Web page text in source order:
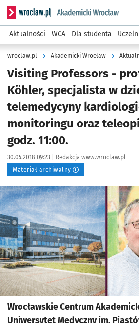
Serwis informacyjny wroclaw.pl
Aktualności WCA Dla studenta
wroclaw.pl Akademicki Wrocław
Visiting Professors -
Köhler, specjalista w
telemedycyny
monitoringu oraz
godz. 11:00.
Data publikacji:
30.05.2018 09:23 | Autor:
Redakcja www.wroclaw.pl
Materiał archiwalny
Kliknij, aby powiększyć
Wrocławskie Centrum
Uniwersytet Medyczny im.